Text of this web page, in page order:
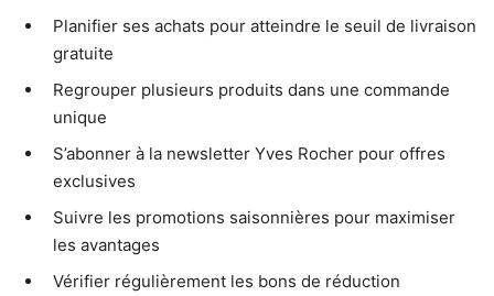
Planifier ses achats pour atteindre le seuil de livraison
gratuite
Regrouper plusieurs produits dans une commande
unique
S’abonner à la newsletter Yves Rocher pour offres
exclusives
Suivre les promotions saisonnières pour maximiser
les avantages
Vérifier régulièrement les bons de réduction